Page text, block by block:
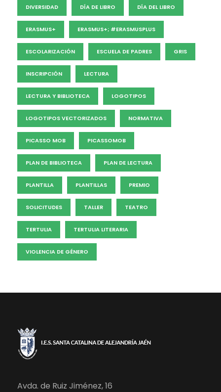
DIVERSIDAD DÍA DE LIBRO DÍA DEL LIBRO
ERASMUS+ ERASMUS+; #ERASMUSPLUS
ESCOLARIZACIÓN ESCUELA DE PADRES GRIS
INSCRIPCIÓN LECTURA
LECTURA Y BIBLIOTECA LOGOTIPOS
LOGOTIPOS VECTORIZADOS NORMATIVA
PICASSO MOB PICASSOMOB
PLAN DE BIBLIOTECA PLAN DE LECTURA
PLANTILLA PLANTILLAS PREMIO
SOLICITUDES TALLER TEATRO
TERTULIA TERTULIA LITERARIA
VIOLENCIA DE GÉNERO
Avda. de Ruiz Jiménez, 16